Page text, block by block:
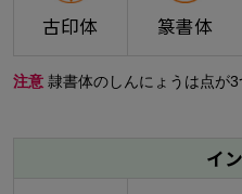
古印体 篆書体
注意隷書体のしんにょうは点が3
イ